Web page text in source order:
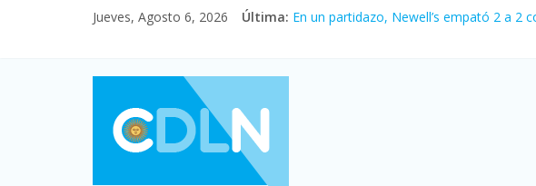
Jueves, Agosto 6, 2026 Última: En un partidazo, Newell’s empató 2 a 2
Vacaciones de invierno con más